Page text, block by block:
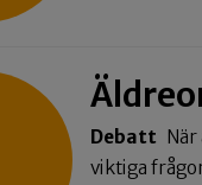
Debatt
viktiga